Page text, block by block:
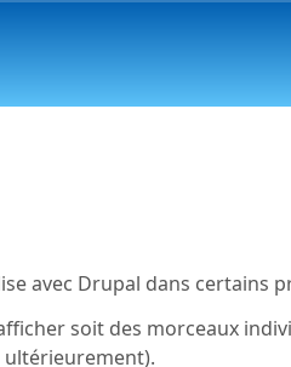
avec Drupal dans certains
soit des morceaux
ultérieurement).